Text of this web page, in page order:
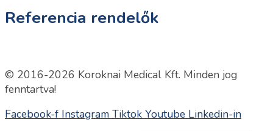
Referencia rendelők
© 2016-2026 Koroknai Medical Kft. Minden jog
fenntartva!
Facebook-f Instagram Tiktok Youtube Linkedin-in